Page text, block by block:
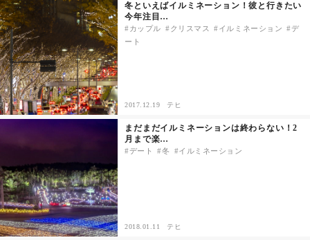
マッチングアプリ
結婚相談所
あるある
その他
仕事とキャリア
特集
冬といえばイルミネーション！彼と行きたい
今年注目…
カップル クリスマス イルミネーション
デ
ート
2017.12.19 テヒ
まだまだイルミネーションは終わらない！2
月まで楽…
デート 冬 イルミネーション
2018.01.11 テヒ